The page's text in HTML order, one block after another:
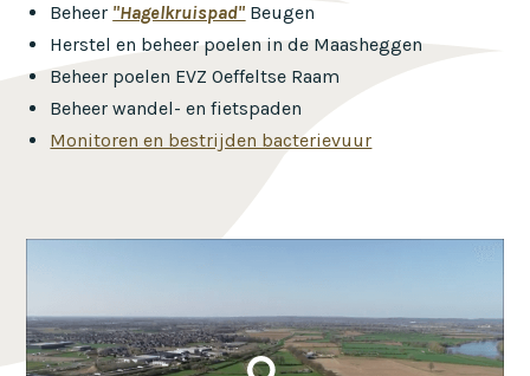
Beheer "Hagelkruispad" Beugen
Herstel en beheer poelen in de Maasheggen
Beheer poelen EVZ Oeffeltse Raam
Beheer wandel- en fietspaden
Monitoren en bestrijden bacterievuur